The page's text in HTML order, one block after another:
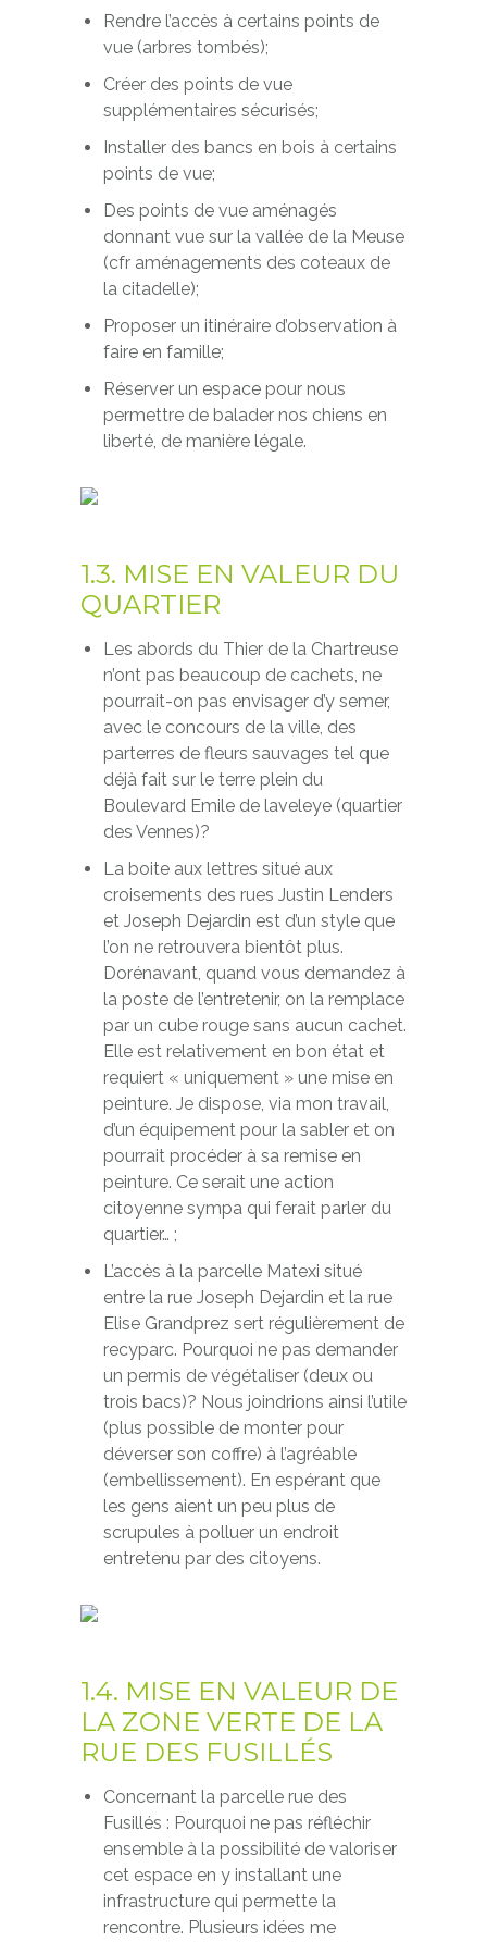
Rendre l’accès à certains points de
vue (arbres tombés);
Créer des points de vue
supplémentaires sécurisés;
Installer des bancs en bois à certains
points de vue;
Des points de vue aménagés
donnant vue sur la vallée de la Meuse
(cfr aménagements des coteaux de
la citadelle);
Proposer un itinéraire d’observation à
faire en famille;
Réserver un espace pour nous
permettre de balader nos chiens en
liberté, de manière légale.
1.3. MISE EN VALEUR DU
QUARTIER
Les abords du Thier de la Chartreuse
n’ont pas beaucoup de cachets, ne
pourrait-on pas envisager d’y semer,
avec le concours de la ville, des
parterres de fleurs sauvages tel que
déjà fait sur le terre plein du
Boulevard Emile de laveleye (quartier
des Vennes)?
La boite aux lettres situé aux
croisements des rues Justin Lenders
et Joseph Dejardin est d’un style que
l’on ne retrouvera bientôt plus.
Dorénavant, quand vous demandez à
la poste de l’entretenir, on la remplace
par un cube rouge sans aucun cachet.
Elle est relativement en bon état et
requiert « uniquement » une mise en
peinture. Je dispose, via mon travail,
d’un équipement pour la sabler et on
pourrait procéder à sa remise en
peinture. Ce serait une action
citoyenne sympa qui ferait parler du
quartier… ;
L’accès à la parcelle Matexi situé
entre la rue Joseph Dejardin et la rue
Elise Grandprez sert régulièrement de
recyparc. Pourquoi ne pas demander
un permis de végétaliser (deux ou
trois bacs)? Nous joindrions ainsi l’utile
(plus possible de monter pour
déverser son coffre) à l’agréable
(embellissement). En espérant que
les gens aient un peu plus de
scrupules à polluer un endroit
entretenu par des citoyens.
1.4. MISE EN VALEUR DE
LA ZONE VERTE DE LA
RUE DES FUSILLÉS
Concernant la parcelle rue des
Fusillés : Pourquoi ne pas réfléchir
ensemble à la possibilité de valoriser
cet espace en y installant une
infrastructure qui permette la
rencontre. Plusieurs idées me